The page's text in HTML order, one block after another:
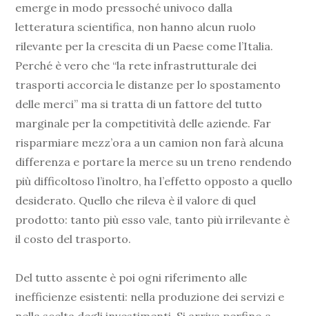
emerge in modo pressoché univoco dalla
letteratura scientifica, non hanno alcun ruolo
rilevante per la crescita di un Paese come l’Italia.
Perché è vero che “la rete infrastrutturale dei
trasporti accorcia le distanze per lo spostamento
delle merci” ma si tratta di un fattore del tutto
marginale per la competitività delle aziende. Far
risparmiare mezz’ora a un camion non farà alcuna
differenza e portare la merce su un treno rendendo
più difficoltoso l’inoltro, ha l’effetto opposto a quello
desiderato. Quello che rileva è il valore di quel
prodotto: tanto più esso vale, tanto più irrilevante è
il costo del trasporto.
Del tutto assente è poi ogni riferimento alle
inefficienze esistenti: nella produzione dei servizi e